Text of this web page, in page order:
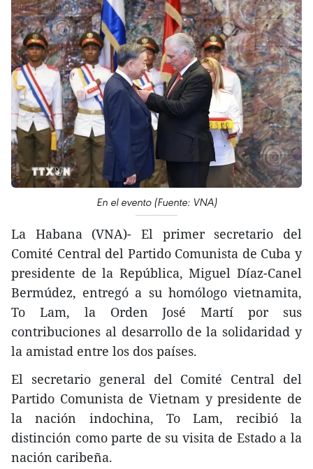
En el evento (Fuente: VNA)
La Habana (VNA)- El primer secretario del
Comité Central del Partido Comunista de Cuba y
presidente de la República, Miguel Díaz-Canel
Bermúdez, entregó a su homólogo vietnamita,
To Lam, la Orden José Martí por sus
contribuciones al desarrollo de la solidaridad y
la amistad entre los dos países.
El secretario general del Comité Central del
Partido Comunista de Vietnam y presidente de
la nación indochina, To Lam, recibió la
distinción como parte de su visita de Estado a la
nación caribeña.